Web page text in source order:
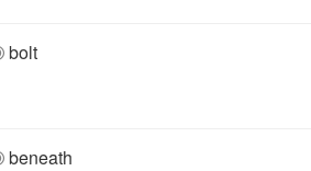
bolt
beneath